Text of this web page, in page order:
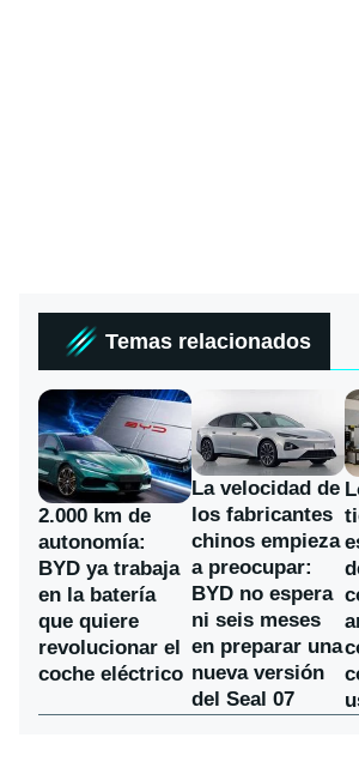
Temas relacionados
2.000 km de
autonomía:
BYD ya trabaja
en la batería
que quiere
revolucionar el
coche eléctrico
La velocidad de
los fabricantes
chinos empieza
a preocupar:
BYD no espera
ni seis meses
en preparar una
nueva versión
del Seal 07